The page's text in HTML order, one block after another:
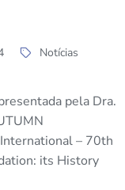
Notícias
pela Dra.
– 70th
its History